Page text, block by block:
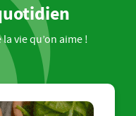
vie qu’on aime !